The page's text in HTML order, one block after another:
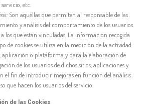
etc.
Son aquéllas que permiten al responsable de las
y análisis del comportamiento de los usuarios
a los que están vinculadas. La información recogida
de cookies se utiliza en la medición de la actividad
aplicación o plataforma y para la elaboración de
de los usuarios de dichos sitios, aplicaciones y
el fin de introducir mejoras en función del análisis
que hacen los usuarios del servicio.
de las Cookies